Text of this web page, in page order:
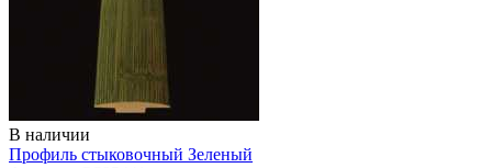
В наличии
Профиль стыковочный Зеленый